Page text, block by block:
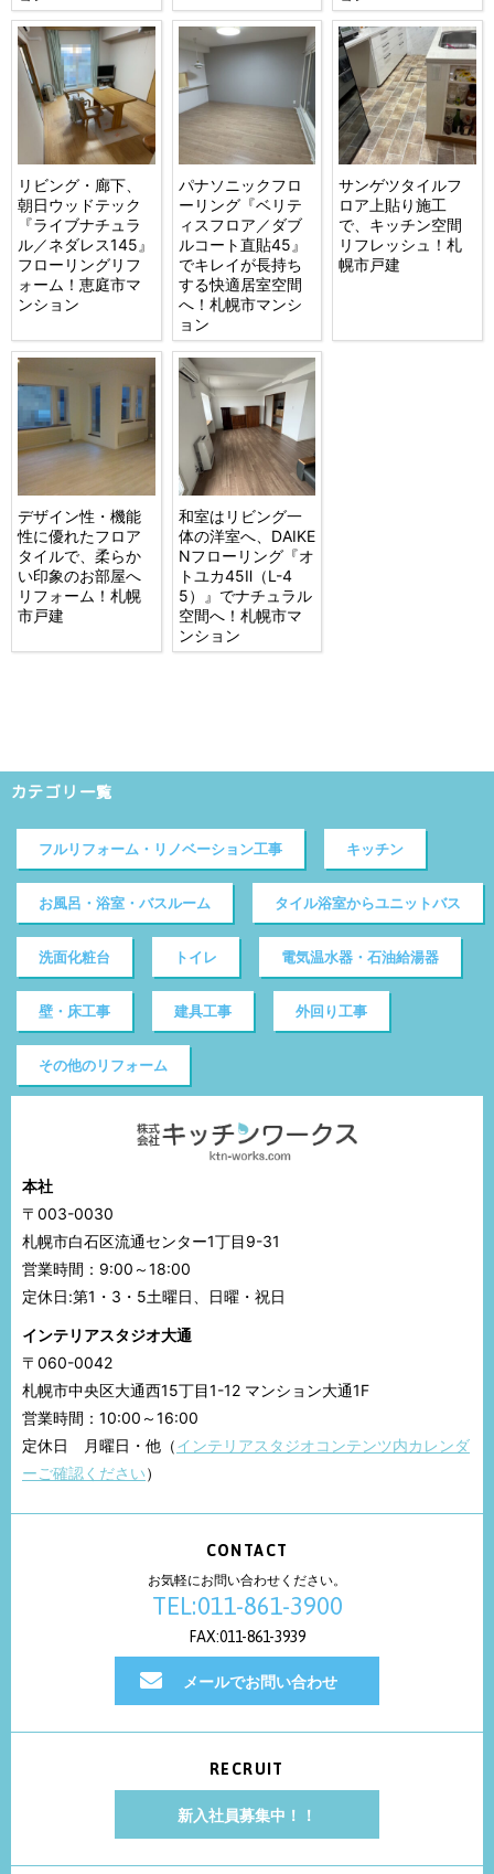
リビング・廊下、
朝日ウッドテック
『ライブナチュラ
ル／ネダレス145』
フローリングリフ
ォーム！恵庭市マ
ンション
パナソニックフロ
ーリング『ベリテ
ィスフロア／ダブ
ルコート直貼45』
でキレイが長持ち
する快適居室空間
へ！札幌市マンシ
ョン
サンゲツタイルフ
ロア上貼り施工
で、キッチン空間
リフレッシュ！札
幌市戸建
デザイン性・機能
性に優れたフロア
タイルで、柔らか
い印象のお部屋へ
リフォーム！札幌
市戸建
和室はリビング一
体の洋室へ、DAIKE
Nフローリング『オ
トユカ45Ⅱ（L-4
5）』でナチュラル
空間へ！札幌市マ
ンション
カテゴリ一覧
フルリフォーム・リノベーション工事 キッチン
お風呂・浴室・バスルーム タイル浴室からユニットバス
洗面化粧台 トイレ 電気温水器・石油給湯器
壁・床工事 建具工事 外回り工事
その他のリフォーム
本社
〒003-0030
札幌市白石区流通センター1丁目9-31
営業時間：9:00～18:00
定休日:第1・3・5土曜日、日曜・祝日
インテリアスタジオ大通
〒060-0042
札幌市中央区大通西15丁目1-12 マンション大通1F
営業時間：10:00～16:00
定休日 月曜日・他（インテリアスタジオコンテンツ内カレンダ
ーご確認ください）
CONTACT
お気軽にお問い合わせください。
TEL:011-861-3900
FAX:011-861-3939
メールでお問い合わせ
RECRUIT
新入社員募集中！！